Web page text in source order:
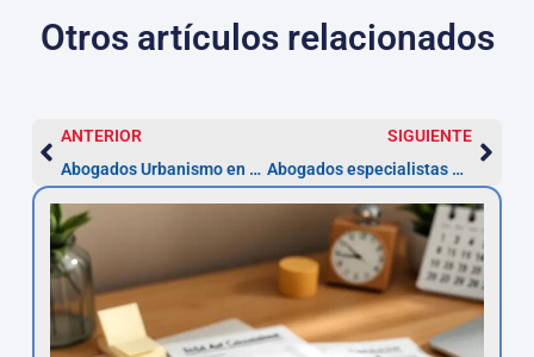
Otros artículos relacionados
ANTERIOR
Abogados Urbanismo en Córdoba — Especialistas
SIGUIENTE
Abogados especialistas en Mercado de Valores en Córdoba